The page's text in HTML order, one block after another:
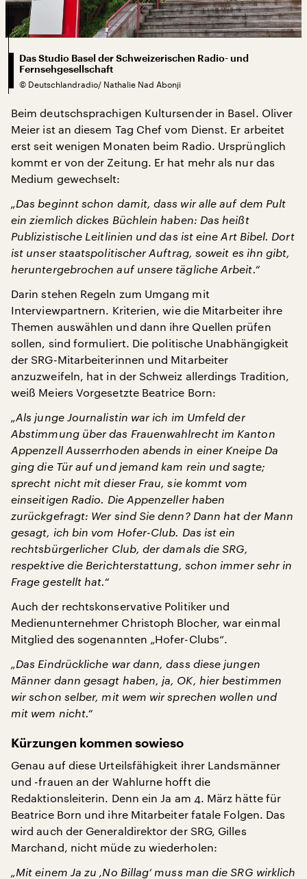
Das Studio Basel der Schweizerischen Radio- und
Fernsehgesellschaft
© Deutschlandradio/ Nathalie Nad Abonji
Beim deutschsprachigen Kultursender in Basel. Oliver
Meier ist an diesem Tag Chef vom Dienst. Er arbeitet
erst seit wenigen Monaten beim Radio. Ursprünglich
kommt er von der Zeitung. Er hat mehr als nur das
Medium gewechselt:
„Das beginnt schon damit, dass wir alle auf dem Pult
ein ziemlich dickes Büchlein haben: Das heißt
Publizistische Leitlinien und das ist eine Art Bibel. Dort
ist unser staatspolitischer Auftrag, soweit es ihn gibt,
heruntergebrochen auf unsere tägliche Arbeit.“
Darin stehen Regeln zum Umgang mit
Interviewpartnern. Kriterien, wie die Mitarbeiter ihre
Themen auswählen und dann ihre Quellen prüfen
sollen, sind formuliert. Die politische Unabhängigkeit
der SRG-Mitarbeiterinnen und Mitarbeiter
anzuzweifeln, hat in der Schweiz allerdings Tradition,
weiß Meiers Vorgesetzte Beatrice Born:
„Als junge Journalistin war ich im Umfeld der
Abstimmung über das Frauenwahlrecht im Kanton
Appenzell Ausserrhoden abends in einer Kneipe Da
ging die Tür auf und jemand kam rein und sagte;
sprecht nicht mit dieser Frau, sie kommt vom
einseitigen Radio. Die Appenzeller haben
zurückgefragt: Wer sind Sie denn? Dann hat der Mann
gesagt, ich bin vom Hofer-Club. Das ist ein
rechtsbürgerlicher Club, der damals die SRG,
respektive die Berichterstattung, schon immer sehr in
Frage gestellt hat.“
Auch der rechtskonservative Politiker und
Medienunternehmer Christoph Blocher, war einmal
Mitglied des sogenannten „Hofer-Clubs“.
„Das Eindrückliche war dann, dass diese jungen
Männer dann gesagt haben, ja, OK, hier bestimmen
wir schon selber, mit wem wir sprechen wollen und
mit wem nicht.“
Kürzungen kommen sowieso
Genau auf diese Urteilsfähigkeit ihrer Landsmänner
und -frauen an der Wahlurne hofft die
Redaktionsleiterin. Denn ein Ja am 4. März hätte für
Beatrice Born und ihre Mitarbeiter fatale Folgen. Das
wird auch der Generaldirektor der SRG, Gilles
Marchand, nicht müde zu wiederholen:
„Mit einem Ja zu ‚No Billag‘ muss man die SRG wirklich